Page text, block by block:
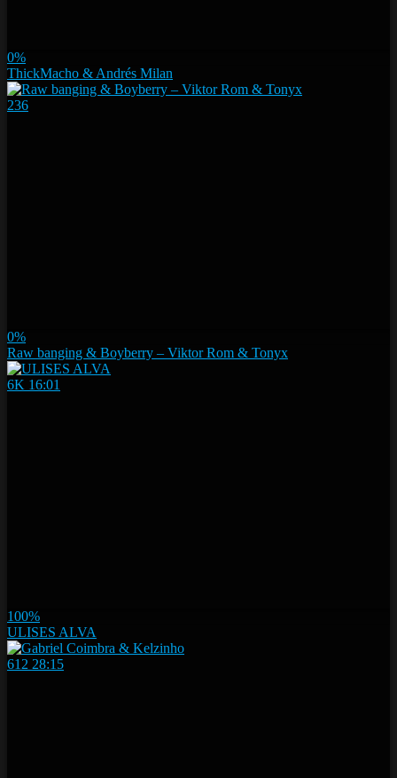
0%
ThickMacho & Andrés Milan
236
0%
Raw banging & Boyberry – Viktor Rom & Tonyx
6K 16:01
100%
ULISES ALVA
612 28:15